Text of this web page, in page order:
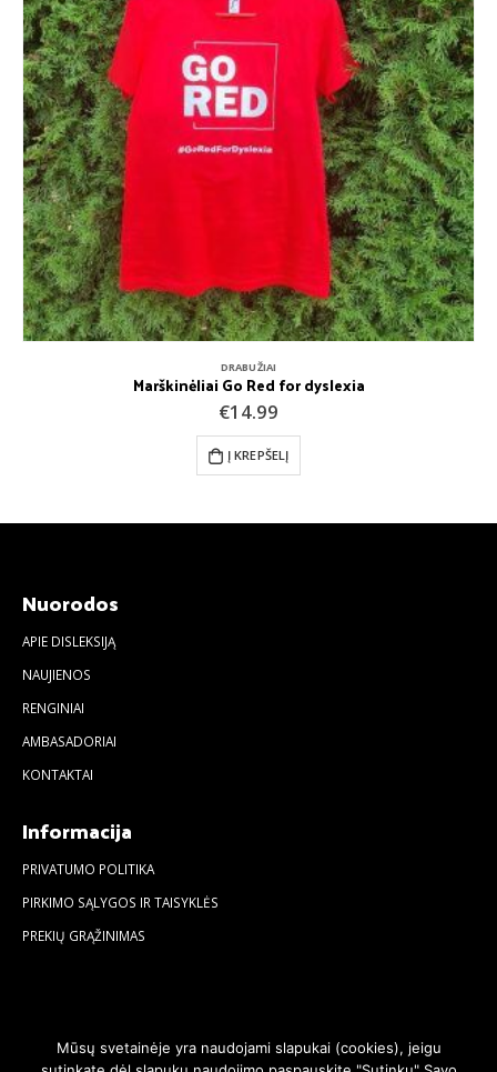
DRABUŽIAI
Marškinėliai Go Red for dyslexia
€14.99
Į KREPŠELĮ
Nuorodos
APIE DISLEKSIJĄ
NAUJIENOS
RENGINIAI
AMBASADORIAI
KONTAKTAI
Informacija
PRIVATUMO POLITIKA
PIRKIMO SĄLYGOS IR TAISYKLĖS
PREKIŲ GRĄŽINIMAS
Mūsų svetainėje yra naudojami slapukai (cookies), jeigu